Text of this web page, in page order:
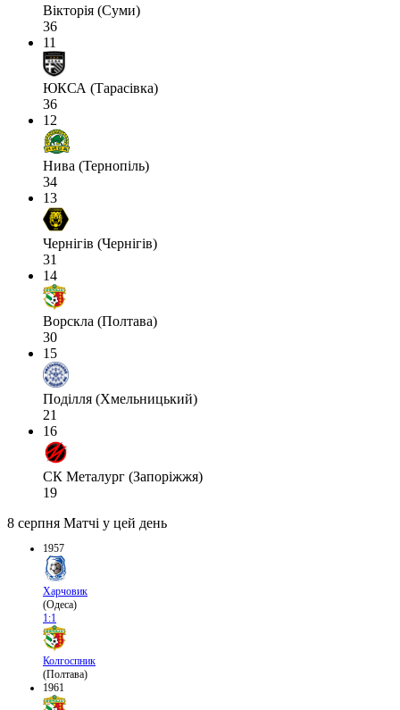
Вікторія (Суми)
36
11
ЮКСА (Тарасівка)
36
12
Нива (Тернопіль)
34
13
Чернігів (Чернігів)
31
14
Ворскла (Полтава)
30
15
Поділля (Хмельницький)
21
16
СК Металург (Запоріжжя)
19
8 серпня Матчі у цей день
1957
Харчовик
(Одеса)
1:1
Колгоспник
(Полтава)
1961